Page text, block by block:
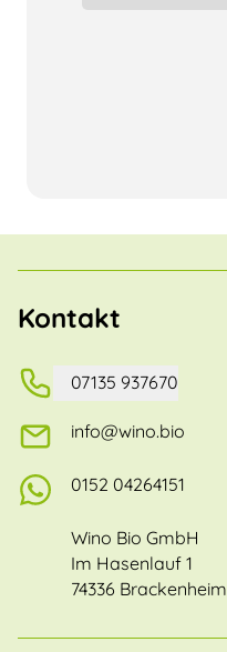
Kontakt
07135 937670
info@wino.bio
0152 04264151
Wino Bio GmbH
Im Hasenlauf 1
74336 Brackenheim